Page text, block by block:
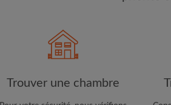
Trouver une chambre